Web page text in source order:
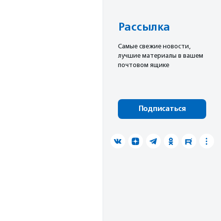
Рассылка
Cамые свежие новости,
лучшие материалы в вашем
почтовом ящике
Подписаться